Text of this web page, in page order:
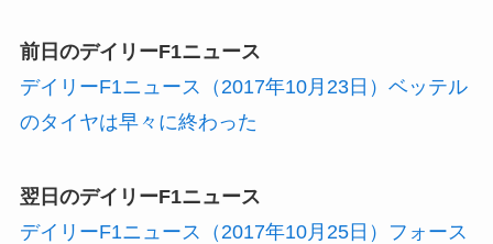
前日のデイリーF1ニュース
デイリーF1ニュース（2017年10月23日）ベッテル
のタイヤは早々に終わった
翌日のデイリーF1ニュース
デイリーF1ニュース（2017年10月25日）フォース